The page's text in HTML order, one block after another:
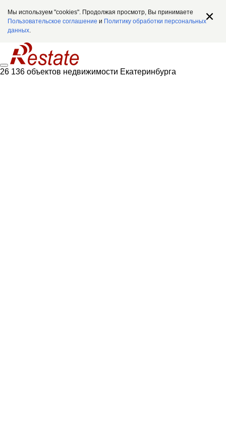
Мы используем "cookies". Продолжая просмотр, Вы принимаете
Пользовательское соглашение и Политику обработки персональных
данных.
26 136 объектов недвижимости Екатеринбурга